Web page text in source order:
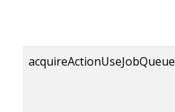
acquireActionUseJobQueue